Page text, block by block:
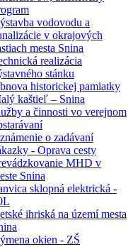
vodovodu a
v okrajových
mesta Snina
realizácia
stánku
historickej pamiatky
kaštieľ – Snina
a činnosti vo verejnom
o zadávaní
- Oprava cesty
MHD v
Snina
sklopná elektrická -
ihriská na území mesta
okien - ZŠ